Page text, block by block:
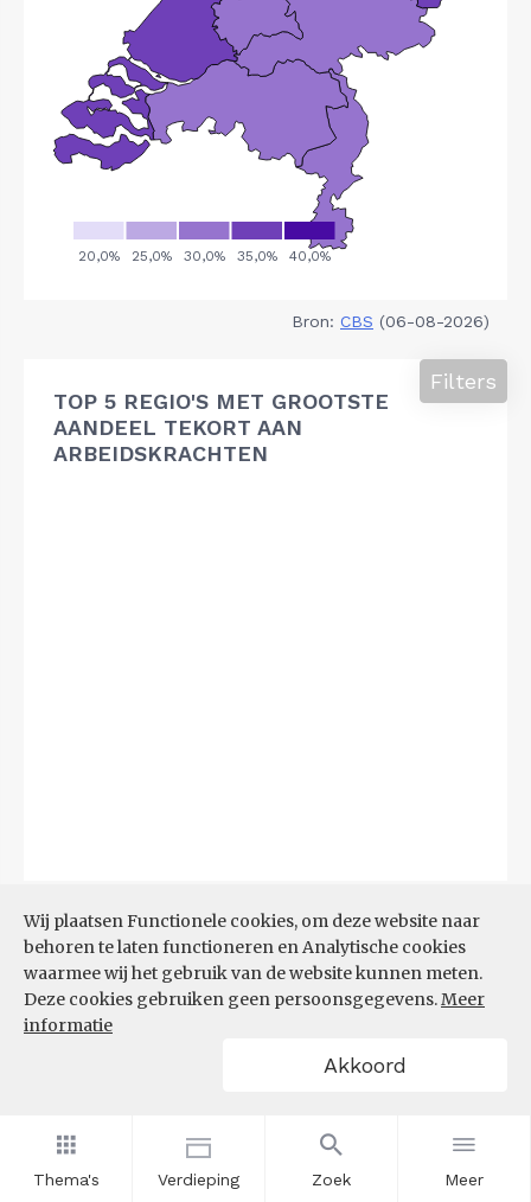
Thema's Verdieping Zoek Meer
Wij plaatsen Functionele cookies, om deze website naar
behoren te laten functioneren en Analytische cookies
waarmee wij het gebruik van de website kunnen meten.
Deze cookies gebruiken geen persoonsgegevens.Meer
informatie
Akkoord
Bron: CBS (06-08-2026)
TOP 5 REGIO'S MET GROOTSTE
AANDEEL TEKORT AAN
ARBEIDSKRACHTEN
Filters
TOP 10 REGIO'S MET KLEINSTE
AANDEEL TEKORT AAN
ARBEIDSKRACHTEN
Filters